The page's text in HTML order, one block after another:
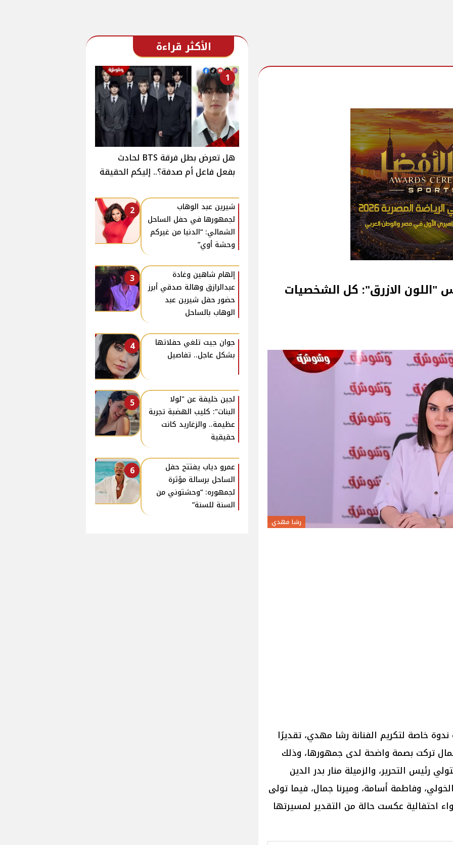
الازرق": كل الشخصيات
رشا مهدي
خاصة لتكريم الفنانة رشا مهدي، تقديرًا
تركت بصمة واضحة لدى جمهورها، وذلك
التحرير، والزميلة منار بدر الدين
وفاطمة أسامة، وميرنا جمال، فيما تولى
احتفالية عكست حالة من التقدير لمسيرتها
الأكثر قراءة
1
هل تعرض بطل فرقة BTS لحادث
بفعل فاعل أم صدفة؟.. إليكم الحقيقة
2
شيرين عبد الوهاب
لجمهورها في حفل الساحل
الشمالي: “الدنيا من غيركم
وحشة أوي”
3
إلهام شاهين وغادة
عبدالرازق وهالة صدقي أبرز
حضور حفل شيرين عبد
الوهاب بالساحل
4
جوان جيت تلغي حفلاتها
بشكل عاجل.. تفاصيل
5
لجين خليفة عن "لولا
البنات": كليب الهضبة تجربة
عظيمة.. والزغاريد كانت
حقيقية
6
عمرو دياب يفتتح حفل
الساحل برسالة مؤثرة
لجمهوره: “وحشتوني من
السنة للسنة”